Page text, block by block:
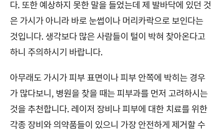
다. 또한 예상하지 못한 말을 들었는데 제 발바닥에 있던 것
은 가시가 아니라 바로 눈썹이나 머리카락으로 보인다는
것입니다. 생각보다 많은 사람들이 털이 박혀 찾아온다고
하니 주의하시기 바랍니다.
아무래도 가시가 피부 표면이나 피부 안쪽에 박히는 경우
가 많다보니, 병원을 찾을 때는 피부과를 먼저 고려하시는
것을 추천합니다. 레이저 장비나 피부에 대한 치료를 위한
각종 장비와 의약품들이 있으니 가장 안전하게 제거할 수